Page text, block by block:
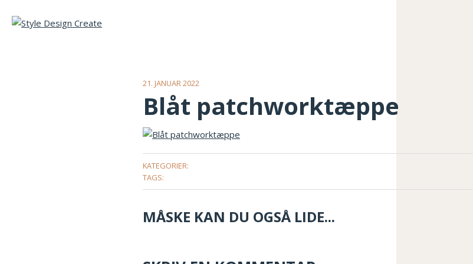
21. JANUAR 2022
Blåt patchworktæppe
KATEGORIER:
TAGS:
MÅSKE KAN DU OGSÅ LIDE...